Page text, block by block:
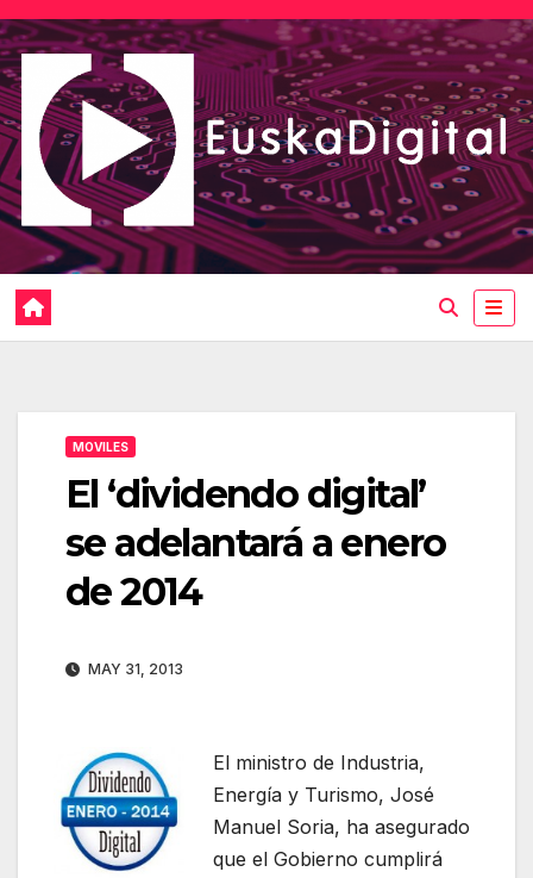
Saltar
al
contenido
MOVILES
El ‘dividendo digital’
se adelantará a enero
de 2014
MAY 31, 2013
El ministro de Industria,
Energía y Turismo, José
Manuel Soria, ha asegurado
que el Gobierno cumplirá